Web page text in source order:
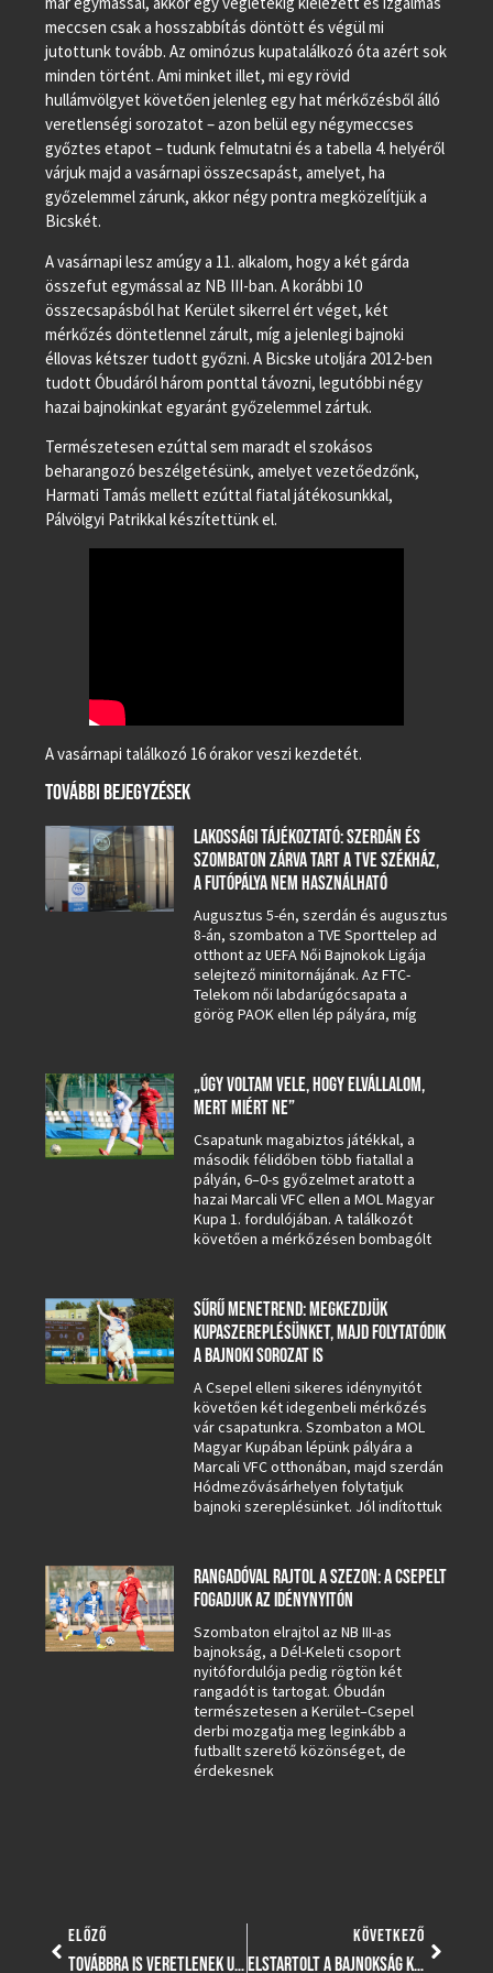
meccsen csak a hosszabbítás döntött és végül mi
jutottunk tovább. Az ominózus kupatalálkozó óta azért sok
minden történt. Ami minket illet, mi egy rövid
hullámvölgyet követően jelenleg egy hat mérkőzésből álló
veretlenségi sorozatot – azon belül egy négymeccses
győztes etapot – tudunk felmutatni és a tabella 4. helyéről
várjuk majd a vasárnapi összecsapást, amelyet, ha
győzelemmel zárunk, akkor négy pontra megközelítjük a
Bicskét.
A vasárnapi lesz amúgy a 11. alkalom, hogy a két gárda
összefut egymással az NB III-ban. A korábbi 10
összecsapásból hat Kerület sikerrel ért véget, két
mérkőzés döntetlennel zárult, míg a jelenlegi bajnoki
éllovas kétszer tudott győzni. A Bicske utoljára 2012-ben
tudott Óbudáról három ponttal távozni, legutóbbi négy
hazai bajnokinkat egyaránt győzelemmel zártuk.
Természetesen ezúttal sem maradt el szokásos
beharangozó beszélgetésünk, amelyet vezetőedzőnk,
Harmati Tamás mellett ezúttal fiatal játékosunkkal,
Pálvölgyi Patrikkal készítettünk el.
A vasárnapi találkozó 16 órakor veszi kezdetét.
TOVÁBBI BEJEGYZÉSEK
LAKOSSÁGI TÁJÉKOZTATÓ: SZERDÁN ÉS
SZOMBATON ZÁRVA TART A TVE SZÉKHÁZ,
A FUTÓPÁLYA NEM HASZNÁLHATÓ
Augusztus 5-én, szerdán és augusztus
8-án, szombaton a TVE Sporttelep ad
otthont az UEFA Női Bajnokok Ligája
selejtező minitornájának. Az FTC-
Telekom női labdarúgócsapata a
görög PAOK ellen lép pályára, míg
„ÚGY VOLTAM VELE, HOGY ELVÁLLALOM,
MERT MIÉRT NE”
Csapatunk magabiztos játékkal, a
második félidőben több fiatallal a
pályán, 6–0-s győzelmet aratott a
hazai Marcali VFC ellen a MOL Magyar
Kupa 1. fordulójában. A találkozót
követően a mérkőzésen bombagólt
SŰRŰ MENETREND: MEGKEZDJÜK
KUPASZEREPLÉSÜNKET, MAJD FOLYTATÓDIK
A BAJNOKI SOROZAT IS
A Csepel elleni sikeres idénynyitót
követően két idegenbeli mérkőzés
vár csapatunkra. Szombaton a MOL
Magyar Kupában lépünk pályára a
Marcali VFC otthonában, majd szerdán
Hódmezővásárhelyen folytatjuk
bajnoki szereplésünket. Jól indítottuk
RANGADÓVAL RAJTOL A SZEZON: A CSEPELT
FOGADJUK AZ IDÉNYNYITÓN
Szombaton elrajtol az NB III-as
bajnokság, a Dél-Keleti csoport
nyitófordulója pedig rögtön két
rangadót is tartogat. Óbudán
természetesen a Kerület–Csepel
derbi mozgatja meg leginkább a
futballt szerető közönséget, de
érdekesnek
ELŐZŐ
TOVÁBBRA IS VERETLENEK U19-ESEINK, LUCZ VIKTORÉK HARMADIK MECCSÜKET NYERTÉK SOROZATBAN, U15-ÖSEINK PEDIG ÚJPESTRŐL RABOLTAK PONTOT!
KÖVETKEZŐ
ELSTARTOLT A BAJNOKSÁG KOROSZTÁLYOS PÓLÓCSAPATAINKNÁL IS